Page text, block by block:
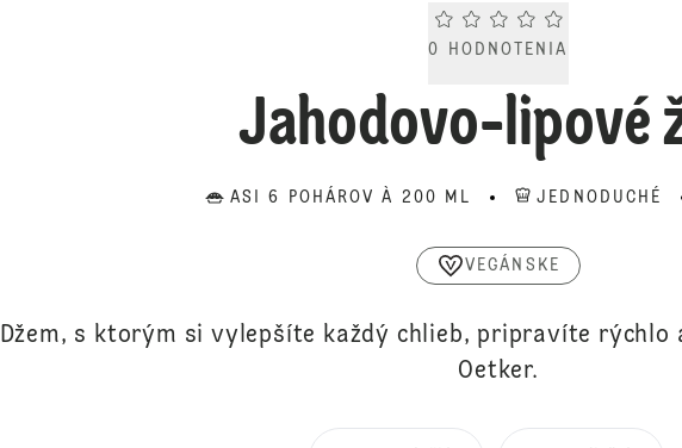
Current rating 0.0.
0 HODNOTENIA
Jahodovo-lipové
ASI 6 POHÁROV À 200 ML JEDNODUCHÉ
VEGÁNSKE
Džem, s ktorým si vylepšíte každý chlieb, pripravíte rýchlo
Oetker.